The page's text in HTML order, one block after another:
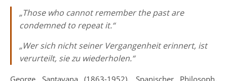
„Those who cannot remember the past are
condemned to repeat it.“
„Wer sich nicht seiner Vergangenheit erinnert, ist
verurteilt, sie zu wiederholen.“
George Santayana (1863-1952), Spanischer Philosoph,